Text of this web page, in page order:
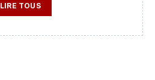
LIRE TOUS